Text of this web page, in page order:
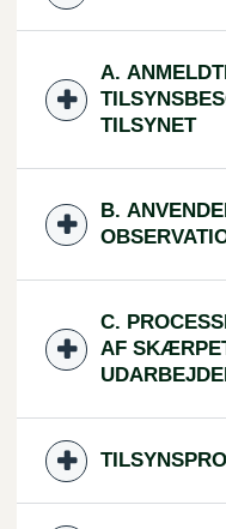
A.
TILSYNET
B.
C.
AF